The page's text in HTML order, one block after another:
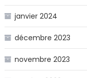
janvier 2024
décembre 2023
novembre 2023